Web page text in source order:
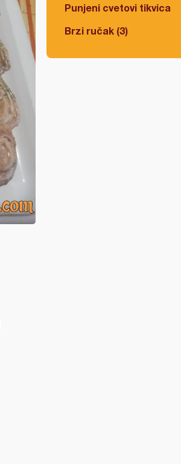
Punjeni cvetovi tikvica
Brzi ručak (3)